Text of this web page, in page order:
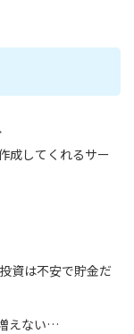
成してくれるサー
資は不安で貯金だ
えない…